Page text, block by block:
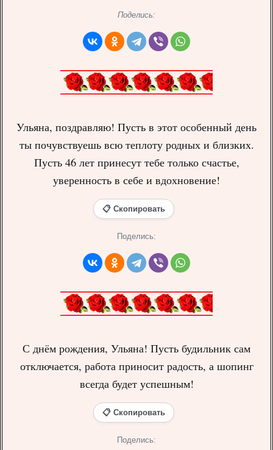
Поделись:
Ульяна, поздравляю! Пусть в этот особенный день
ты почувствуешь всю теплоту родных и близких.
Пусть 46 лет принесут тебе только счастье,
уверенность в себе и вдохновение!
📋 Скопировать
Поделись:
С днём рождения, Ульяна! Пусть будильник сам
отключается, работа приносит радость, а шопинг
всегда будет успешным!
📋 Скопировать
Поделись: